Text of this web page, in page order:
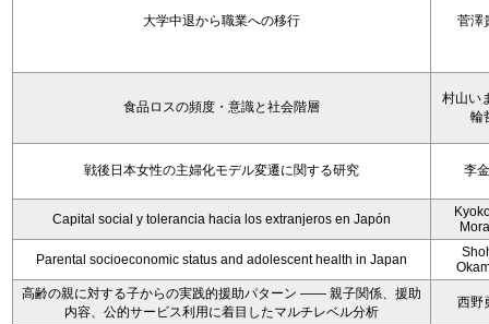
大学中退から職業への移行 菅澤
食品ロスの頻度・意識と社会階層
村山い
輪
戦後日本女性の主婦化モデル変遷に関する研究 李
Capital social y tolerancia hacia los extranjeros en Japón
Parental socioeconomic status and adolescent health in Japan
高齢の親に対する子からの実践的援助パターン ―― 親子関係、援助
内容、公的サービス利用に着目したマルチレベル分析
西野